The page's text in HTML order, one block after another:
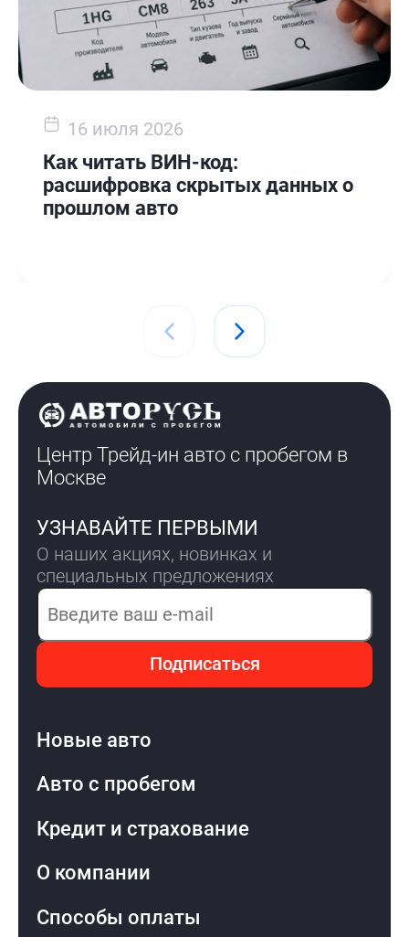
16 июля 2026
Как читать ВИН-код:
расшифровка скрытых данных о
прошлом авто
Центр Трейд-ин авто с пробегом в
Москве
УЗНАВАЙТЕ ПЕРВЫМИ
О наших акциях, новинках и
специальных предложениях
Электронная почта
Подписаться
Новые авто
Авто с пробегом
Кредит и страхование
О компании
Способы оплаты